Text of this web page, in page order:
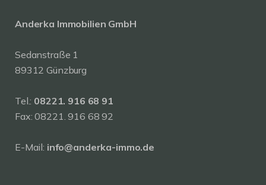
Anderka Immobilien GmbH
Sedanstraße 1
89312 Günzburg
Tel.: 08221. 916 68 91
Fax: 08221. 916 68 92
E-Mail: info@anderka-immo.de